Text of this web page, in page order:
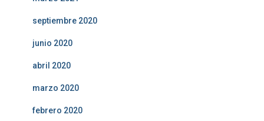
septiembre 2020
junio 2020
abril 2020
marzo 2020
febrero 2020